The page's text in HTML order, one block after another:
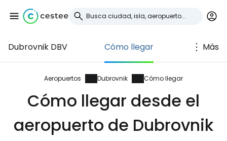
Dubrovnik DBV Cómo llegar Más
Aeropuertos Dubrovnik Cómo llegar
Cómo llegar desde el
aeropuerto de Dubrovnik
Iniciar sesión en
Cestee
... la comunidad mundial de viajeros